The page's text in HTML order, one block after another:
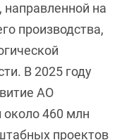
на
производства,
В 2025 году
АО
около 460 млн
проектов